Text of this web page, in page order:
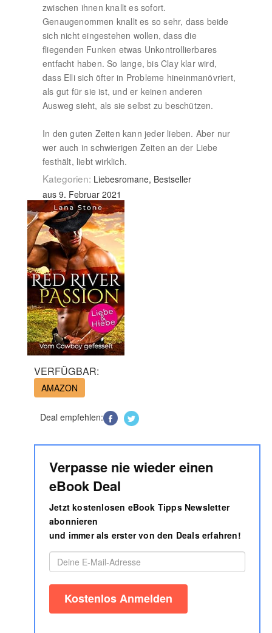
zwischen ihnen knallt es sofort.
Genaugenommen knallt es so sehr, dass beide
sich nicht eingestehen wollen, dass die
fliegenden Funken etwas Unkontrollierbares
entfacht haben. So lange, bis Clay klar wird,
dass Elli sich öfter in Probleme hineinmanövriert,
als gut für sie ist, und er keinen anderen
Ausweg sieht, als sie selbst zu beschützen.
In den guten Zeiten kann jeder lieben. Aber nur
wer auch in schwierigen Zeiten an der Liebe
festhält, liebt wirklich.
Kategorien: Liebesromane, Bestseller
aus 9. Februar 2021
VERFÜGBAR:
AMAZON
Deal empfehlen:
Verpasse nie wieder einen
eBook Deal
Jetzt kostenlosen eBook Tipps Newsletter
abonnieren
und immer als erster von den Deals erfahren!